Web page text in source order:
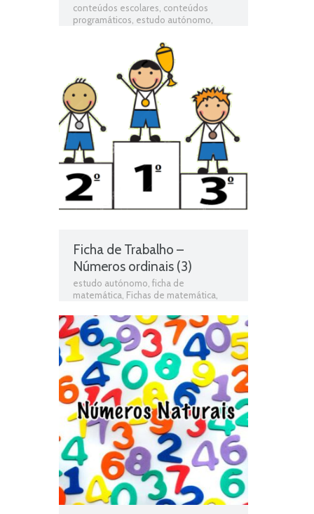
conteúdos escolares conteúdos
programáticos estudo autónomo
,Ficha de
Ficha de Trabalho 2º Ano
Ficha Informativa 2º Ano
Matemática,Fichas de matemática
Fichas de Trabalho,fichas online,fichas
para estudar
fichas para imprimir,
Matemática
Matemática programa
matéria de matemática 2º ano,
Números Ordinais,programa de
matemática 2º ano
resumos das
matérias,Teste de Avaliação
Teste de
Matemática
Teste Diagnóstico 2º Ano
Matemática
Matemática
Ficha de Trabalho –
Números ordinais (3)
estudo autónomo, ficha de
matemática, Fichas de matemática,
fichas para imprimir,Números Ordinais,
Teste de Matemática ,Testes,testes
de avaliação,Testes de Matemática,
testes diagnósticos